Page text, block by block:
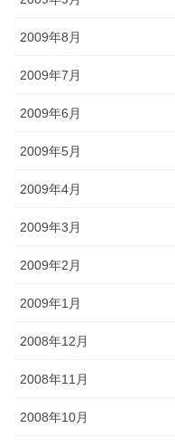
2009年8月
2009年7月
2009年6月
2009年5月
2009年4月
2009年3月
2009年2月
2009年1月
2008年12月
2008年11月
2008年10月